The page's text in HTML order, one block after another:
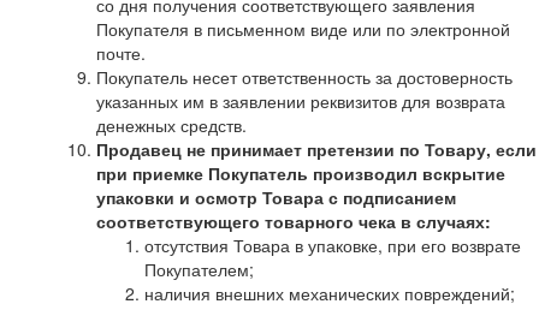
со дня получения соответствующего заявления
Покупателя в письменном виде или по электронной
почте.
Покупатель несет ответственность за достоверность
указанных им в заявлении реквизитов для возврата
денежных средств.
Продавец не принимает претензии по Товару, если
при приемке Покупатель производил вскрытие
упаковки и осмотр Товара с подписанием
соответствующего товарного чека в случаях:
отсутствия Товара в упаковке, при его возврате
Покупателем;
наличия внешних механических повреждений;